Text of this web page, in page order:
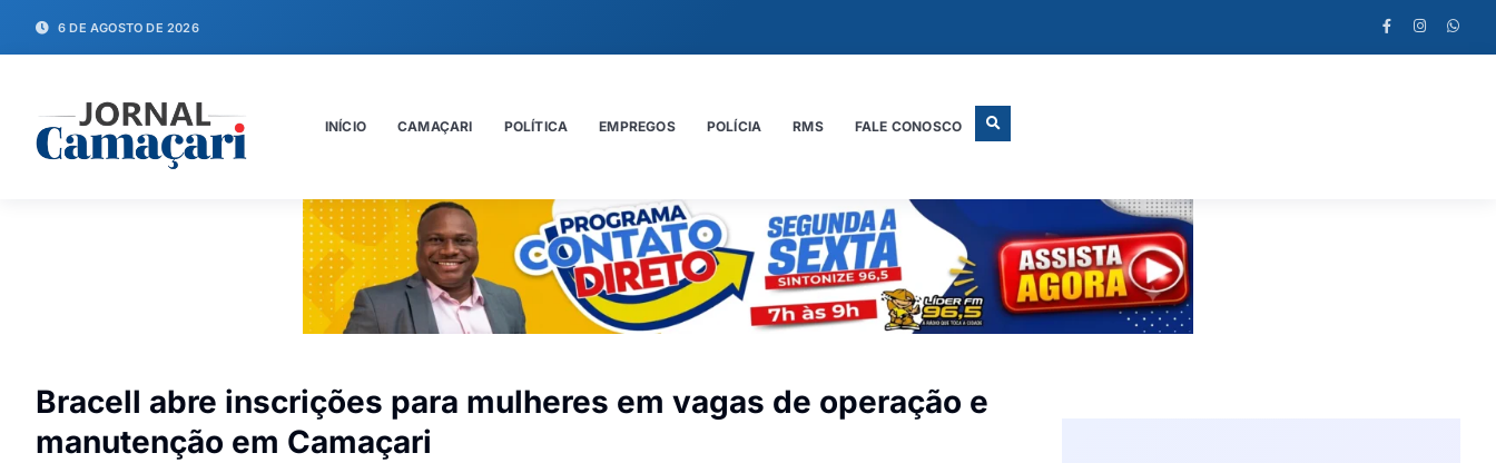
6 DE AGOSTO DE 2026
INÍCIO CAMAÇARI POLÍTICA EMPREGOS POLÍCIA RMS FALE CONOSCO
Bracell abre inscrições para mulheres em vagas de operação e
manutenção em Camaçari